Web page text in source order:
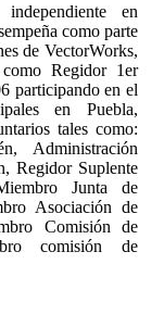
en
como parte
de VectorWorks,
Regidor 1er
participando en el
en Puebla,
tales como:
Administración
Regidor Suplente
Junta de
Asociación de
Comisión de
comisión de